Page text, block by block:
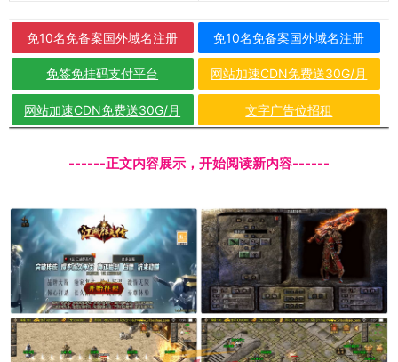
免10名免备案国外域名注册 免10名免备案国外域名注册
免签免挂码支付平台 网站加速CDN免费送30G/月
网站加速CDN免费送30G/月 文字广告位招租
------正文内容展示，开始阅读新内容------